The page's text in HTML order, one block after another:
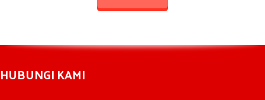
HUBUNGI KAMI